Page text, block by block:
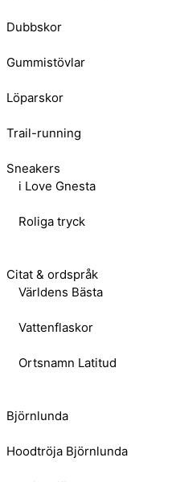
Dubbskor
Gummistövlar
Löparskor
Trail-running
Sneakers
i Love Gnesta
Roliga tryck
Citat & ordspråk
Världens Bästa
Vattenflaskor
Ortsnamn Latitud
Björnlunda
Hoodtröja Björnlunda